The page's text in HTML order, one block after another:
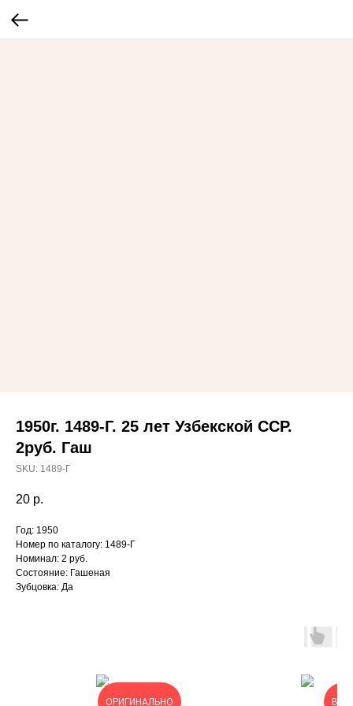
1950г. 1489-Г. 25 лет Узбекской ССР.
2руб. Гаш
SKU: 1489-Г
20 р.
Год: 1950
Номер по каталогу: 1489-Г
Номинал: 2 руб.
Состояние: Гашеная
Зубцовка: Да
ОРИГИНАЛЬНО